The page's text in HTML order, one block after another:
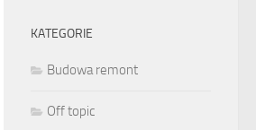
KATEGORIE
Budowa remont
Off topic